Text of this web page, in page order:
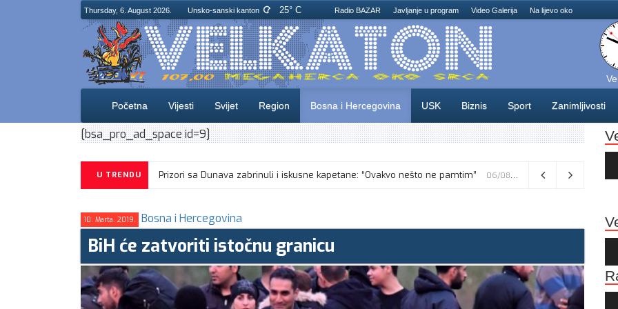
Thursday, 6. August 2026. Unsko-sanski kanton 25° C Radio BAZAR Javljanje u program Video Galerija Na lijevo oko
Početna Vijesti Svijet Region Bosna i Hercegovina USK Biznis Sport Zanimljivosti
[bsa_pro_ad_space id=9]
U TRENDU Prizori sa Dunava zabrinuli i iskusne kapetane: “Ovakvo nešto ne pamtim” 06/08/2026
Vance kaže da će pregovori s Iranom potrajati, odbacio navode o sukobu s Netanyahuom 06/08/2026
10. Marta. 2019. Bosna i Hercegovina
BiH će zatvoriti istočnu granicu